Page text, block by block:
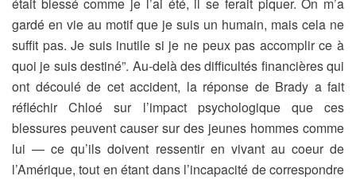
gardé en vie au motif que je suis un humain, mais cela ne
suffit pas. Je suis inutile si je ne peux pas accomplir ce à
quoi je suis destiné”. Au-delà des difficultés financières qui
ont découlé de cet accident, la réponse de Brady a fait
réfléchir Chloé sur l’impact psychologique que ces
blessures peuvent causer sur des jeunes hommes comme
lui — ce qu’ils doivent ressentir en vivant au coeur de
l’Amérique, tout en étant dans l’incapacité de correspondre